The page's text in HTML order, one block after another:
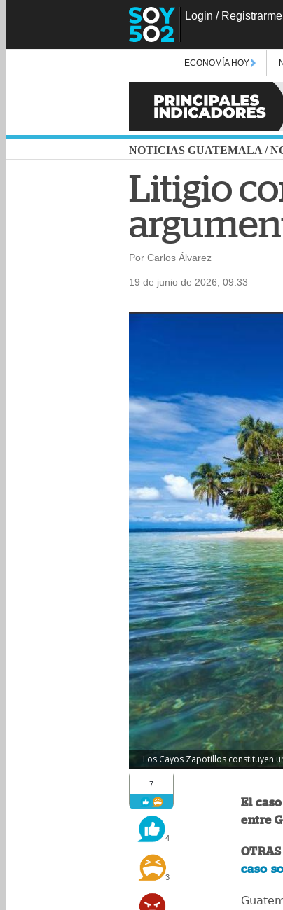
Login / Registrarme
ECONOMÍA HOY
NOTICIAS GUATEMALA /
Litigio
Por Carlos Álvarez
19 de junio de 2026, 09:33
Los Cayos Zapotillos constituyen
7
4
3
El
entre
caso